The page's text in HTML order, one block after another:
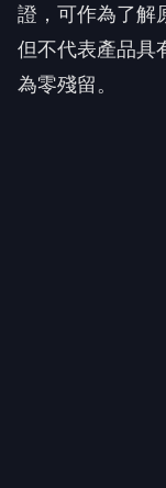
證，可作為了解
但不代表產品具
為零殘留。